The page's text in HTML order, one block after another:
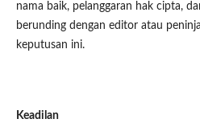
nama baik, pelanggaran hak cipta,
berunding dengan editor atau
keputusan ini.
Keadilan